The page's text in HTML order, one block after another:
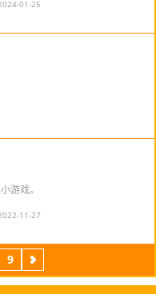
01-25
游戏。
11-27
9
下
一